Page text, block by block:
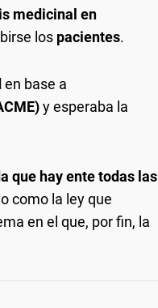
medicinal en
los pacientes.
en base a
y esperaba la
que hay ente todas las
como la ley que
en el que, por fin, la